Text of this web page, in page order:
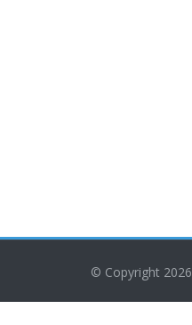
© Copyright 2026